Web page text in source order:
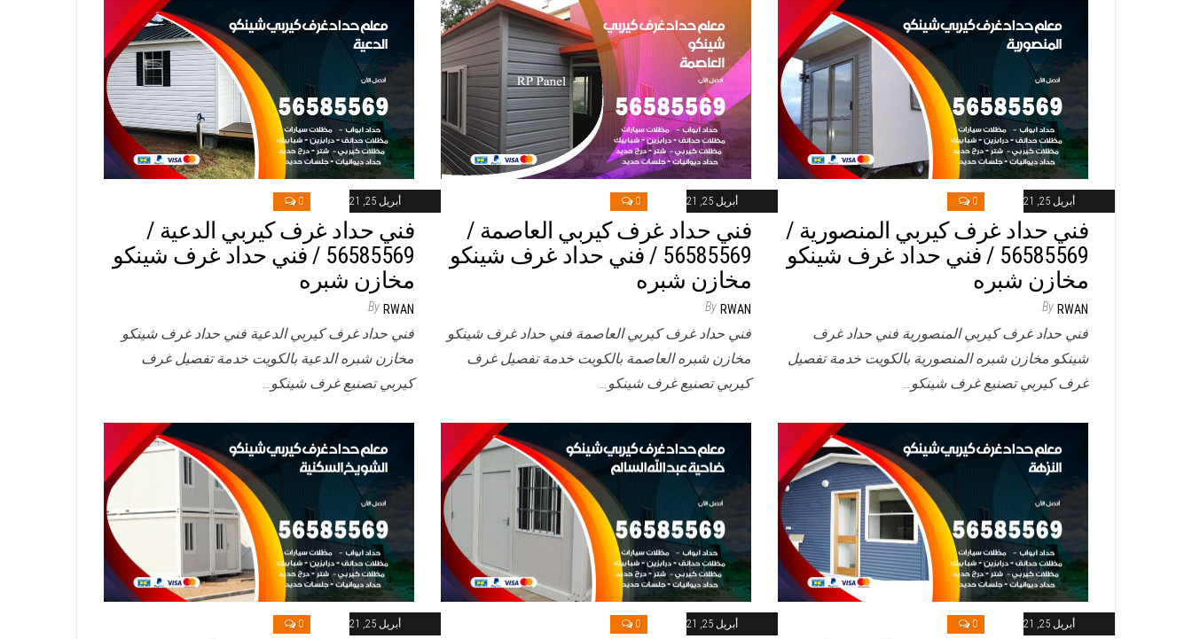
أبريل 25, 2021 0
فني حداد غرف كيربي الدعية /
56585569 / فني حداد غرف شينكو
مخازن شبره
By RWAN
فني حداد غرف كيربي الدعية فني حداد غرف شينكو
مخازن شبره الدعية بالكويت خدمة تفصيل غرف
كيربي تصنيع غرف شينكو…
أبريل 25, 2021 0
فني حداد غرف كيربي العاصمة /
56585569 / فني حداد غرف شينكو
مخازن شبره
By RWAN
فني حداد غرف كيربي العاصمة فني حداد غرف شينكو
مخازن شبره العاصمة بالكويت خدمة تفصيل غرف
كيربي تصنيع غرف شينكو…
أبريل 25, 2021 0
فني حداد غرف كيربي المنصورية /
56585569 / فني حداد غرف شينكو
مخازن شبره
By RWAN
فني حداد غرف كيربي المنصورية فني حداد غرف
شينكو مخازن شبره المنصورية بالكويت خدمة تفصيل
غرف كيربي تصنيع غرف شينكو…
أبريل 25, 2021 0 أبريل 25, 2021 0 أبريل 25, 2021 0